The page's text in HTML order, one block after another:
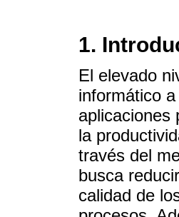
1.
El elevado
informático
aplicaciones
la
través del
busca
calidad de